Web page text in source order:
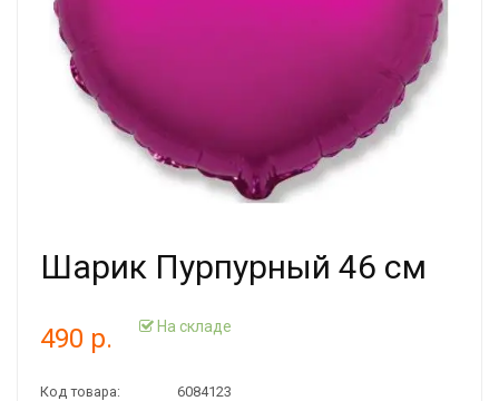
Шарик Пурпурный 46 см
490 р. На складе
Код товара: 6084123